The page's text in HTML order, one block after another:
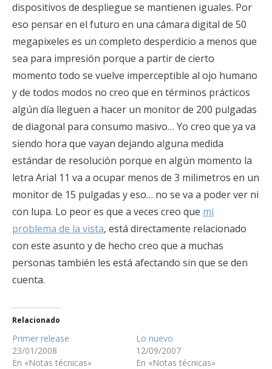
dispositivos de despliegue se mantienen iguales. Por
eso pensar en el futuro en una cámara digital de 50
megapixeles es un completo desperdicio a menos que
sea para impresión porque a partir de cierto
momento todo se vuelve imperceptible al ojo humano
y de todos modos no creo que en términos prácticos
algún día lleguen a hacer un monitor de 200 pulgadas
de diagonal para consumo masivo… Yo creo que ya va
siendo hora que vayan dejando alguna medida
estándar de resolución porque en algún momento la
letra Arial 11 va a ocupar menos de 3 milimetros en un
monitor de 15 pulgadas y eso… no se va a poder ver ni
con lupa. Lo peor es que a veces creo que mi
problema de la vista, está directamente relacionado
con este asunto y de hecho creo que a muchas
personas también les está afectando sin que se den
cuenta.
Relacionado
Primer release
23/01/2008
En «Notas técnicas»
Lo nuevo
12/09/2007
En «Notas técnicas»